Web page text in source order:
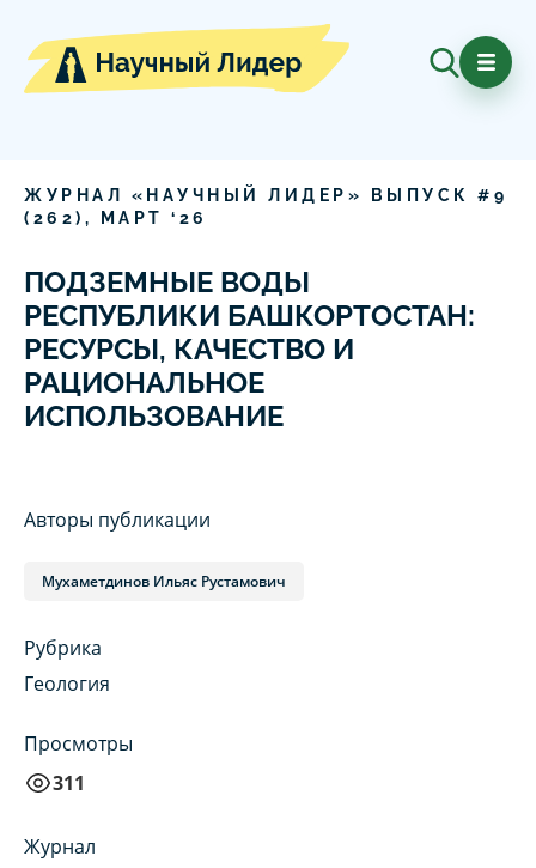
ЖУРНАЛ «НАУЧНЫЙ ЛИДЕР» ВЫПУСК # 9
( 262), МАРТ ‘ 26
ПОДЗЕМНЫЕ ВОДЫ
РЕСПУБЛИКИ БАШКОРТОСТАН:
РЕСУРСЫ, КАЧЕСТВО И
РАЦИОНАЛЬНОЕ
ИСПОЛЬЗОВАНИЕ
Авторы публикации
Мухаметдинов Ильяс Рустамович
Рубрика
Геология
Просмотры
311
Журнал